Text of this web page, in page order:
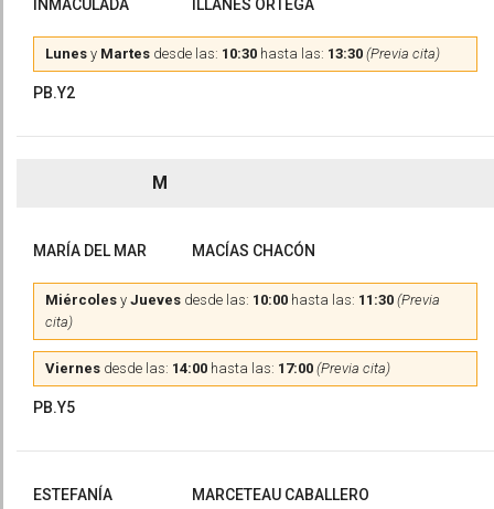
INMACULADA ILLANES ORTEGA
Lunes y Martes desde las: 10:30 hasta las: 13:30 (Previa cita)
PB.Y2
M
MARÍA DEL MAR MACÍAS CHACÓN
Miércoles y Jueves desde las: 10:00 hasta las: 11:30 (Previa
cita)
Viernes desde las: 14:00 hasta las: 17:00 (Previa cita)
PB.Y5
ESTEFANÍA MARCETEAU CABALLERO